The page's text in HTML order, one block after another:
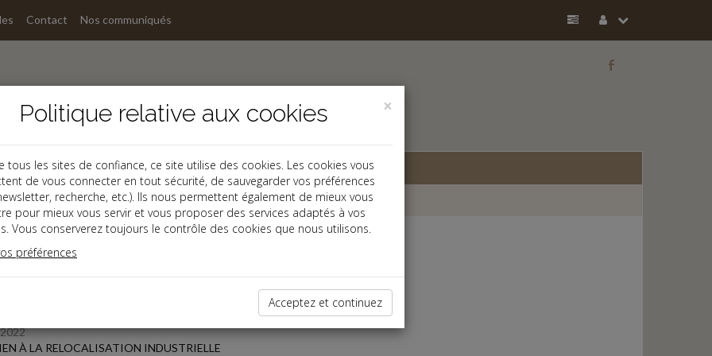
Contact Nos communiqués
b
dernières dépêches
À LA RELOCALISATION INDUSTRIELLE
×
Politique relative aux cookies
tous les sites de confiance, ce site utilise des cookies. Les cookies vous
de vous connecter en tout sécurité, de sauvegarder vos préférences
recherche, etc.). Ils nous permettent également de mieux vous
pour mieux vous servir et vous proposer des services adaptés à vos
Vous conserverez toujours le contrôle des cookies que nous utilisons.
préférences
Acceptez et continuez